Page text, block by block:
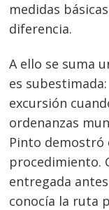
medidas
diferencia.
A ello se suma
es
excursión
ordenanzas
Pinto demostró
procedimiento.
entregada
conocía la ruta